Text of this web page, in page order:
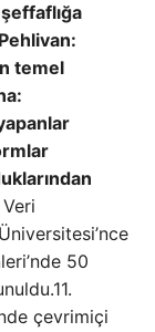
temel
50
çevrimiçi